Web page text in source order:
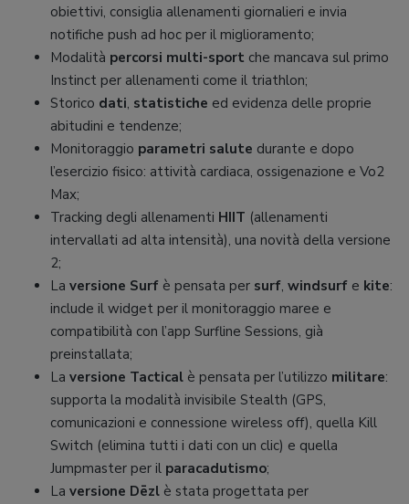
obiettivi, consiglia allenamenti giornalieri e invia
notifiche push ad hoc per il miglioramento;
Modalità percorsi multi-sport che mancava sul primo
Instinct per allenamenti come il triathlon;
Storico dati, statistiche ed evidenza delle proprie
abitudini e tendenze;
Monitoraggio parametri salute durante e dopo
l’esercizio fisico: attività cardiaca, ossigenazione e Vo2
Max;
Tracking degli allenamenti HIIT (allenamenti
intervallati ad alta intensità), una novità della versione
2;
La versione Surf è pensata per surf, windsurf e kite:
include il widget per il monitoraggio maree e
compatibilità con l’app Surfline Sessions, già
preinstallata;
La versione Tactical è pensata per l’utilizzo militare:
supporta la modalità invisibile Stealth (GPS,
comunicazioni e connessione wireless off), quella Kill
Switch (elimina tutti i dati con un clic) e quella
Jumpmaster per il paracadutismo;
La versione Dēzl è stata progettata per